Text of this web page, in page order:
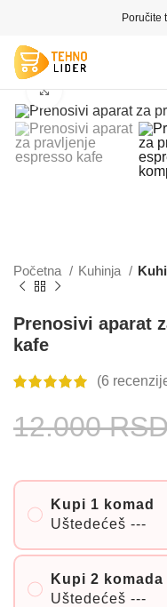
Poručite
Click to enlarge
Početna Kuhinja
Prenosivi aparat
kafe
(6
12.000
Kupi 1 komad
Uštedećeš ---
Kupi 2 komada
Uštedećeš ---